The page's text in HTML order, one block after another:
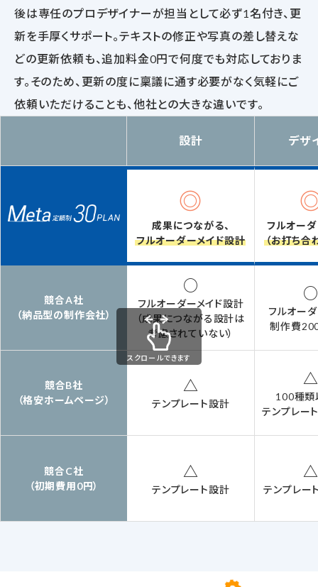
後は専任のプロデザイナーが担当として必ず1名付き、更
新を手厚くサポート。テキストの修正や写真の差し替えな
どの更新依頼も、追加料金0円で何度でも対応しておりま
す。そのため、更新の度に稟議に通す必要がなく気軽にご
依頼いただけることも、他社との大きな違いです。
競合A社
（納品型の制作会社）
競合B社
（格安ホームページ）
競合C社
（初期費用0円）
設計
◎
成果につながる、
フルオーダーメイド設計
○
フルオーダーメイド設計
（成果につながる設計は
考慮されていない）
△
テンプレート設計
△
テンプレート設計
デザ
フルオー
（お打ち合
○
フルオー
制作費
△
100種類
テンプレー
△
テンプレー
スクロールできます